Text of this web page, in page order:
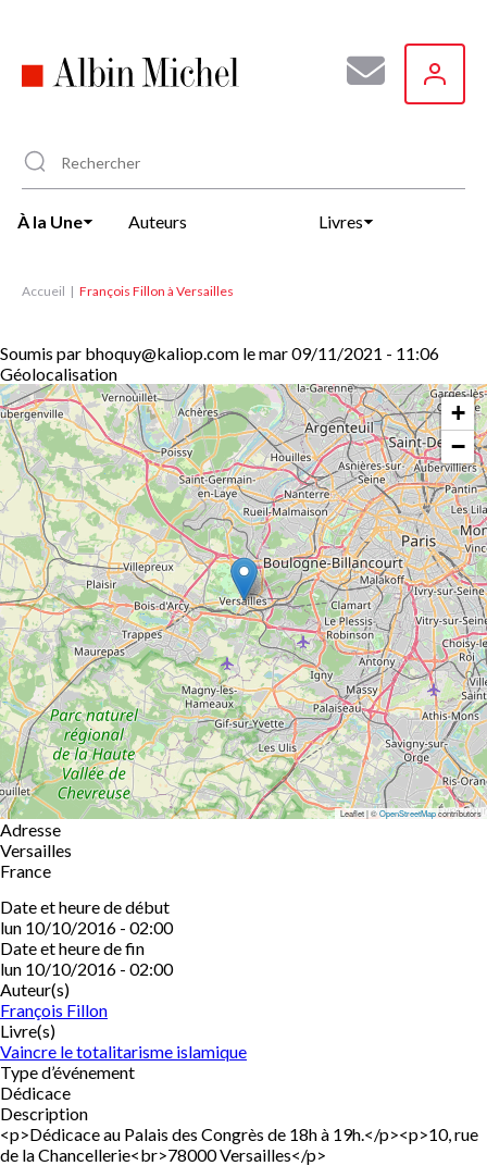
principal
À la Une Auteurs Livres
Accueil François Fillon à Versailles
Soumis par bhoquy@kaliop.com lemar 09/11/2021 - 11:06
Géolocalisation
+
−
Leaflet | ©OpenStreetMapcontributors
Adresse
Versailles
France
Date et heure de début
lun 10/10/2016 - 02:00
Date et heure de fin
lun 10/10/2016 - 02:00
Auteur(s)
François Fillon
Livre(s)
Vaincre le totalitarisme islamique
Type d’événement
Dédicace
Description
<p>Dédicace au Palais des Congrès de 18h à 19h.</p><p>10, rue
de la Chancellerie<br>78000 Versailles</p>